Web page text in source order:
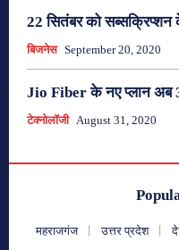
22 सितंबर को
बिजनेस September 20, 2020
Jio Fiber के नए प्लान
टेक्नोलॉजी August 31, 2020
महराजगंज उत्तर प्रदेश